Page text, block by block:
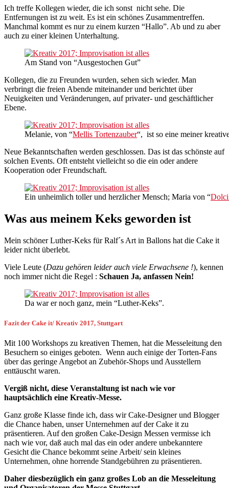
Ich treffe Kollegen wieder, die ich sonst nicht sehe. Die
Entfernungen ist zu weit. Es ist ein schönes Zusammentreffen.
Manchmal kommt es nur zu einem kurzen “Hallo”. Ab und zu aber
auch zu einer kleinen Unterhaltung.
Am Stand von “Ausgestochen Gut”
Kollegen, die zu Freunden wurden, sehen sich wieder. Man
verbringt die freien Abende miteinander und berichtet über
Neuigkeiten und Veränderungen, auf privater- und geschäftlicher
Ebene.
Melanie, von “Mellis Tortenzauber“, ist so eine meiner
Neue Bekanntschaften werden geschlossen. Das ist das schönste auf
solchen Events. Oft entsteht vielleicht so die ein oder andere
Kooperation oder Freundschaft.
Ein unheimlich toller und herzlicher Mensch; Maria von “
Was aus meinem Keks geworden ist
Mein schöner Luther-Keks für Ralf´s Art in Ballons hat die Cake it
leider nicht überlebt.
Viele Leute (Dazu gehören leider auch viele Erwachsene !), kennen
noch immer nicht die Regel : Schauen Ja, anfassen Nein!
Da war er noch ganz, mein “Luther-Keks”.
Fazit der Cake it/ Kreativ 2017, Stuttgart
Mit 100 Workshops zu kreativen Themen, hat die Messeleitung den
Besuchern so einiges geboten. Wenn auch einige der Torten-Fans
über das geringe Angebot an Zubehör-Shops und Ausstellern
enttäuscht waren.
Vergiß nicht, diese Veranstaltung ist nach wie vor
hauptsächlich eine Kreativ-Messe.
Ganz große Klasse finde ich, dass wir Cake-Designer und Blogger
die Chance haben, unser Unternehmen auf der Cake it zu
präsentieren. Auf den großen Cake-Design Messen vermisse ich
nach wie vor, daß auch mal das ein oder andere unbekanntere
Gesicht die Chance bekommt seine Arbeit/ sein kleines
Unternehmen, ohne horrende Standgebühren zu präsentieren.
Daher diesbezüglich ein ganz großes Lob an die Messeleitung